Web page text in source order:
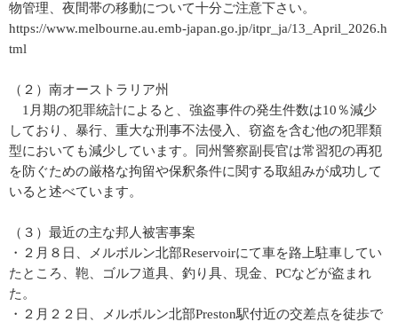
物管理、夜間帯の移動について十分ご注意下さい。
https://www.melbourne.au.emb-japan.go.jp/itpr_ja/13_April_2026.h
tml
（２）南オーストラリア州
1月期の犯罪統計によると、強盗事件の発生件数は10％減少
しており、暴行、重大な刑事不法侵入、窃盗を含む他の犯罪類
型においても減少しています。同州警察副長官は常習犯の再犯
を防ぐための厳格な拘留や保釈条件に関する取組みが成功して
いると述べています。
（３）最近の主な邦人被害事案
・２月８日、メルボルン北部Reservoirにて車を路上駐車してい
たところ、鞄、ゴルフ道具、釣り具、現金、PCなどが盗まれ
た。
・２月２２日、メルボルン北部Preston駅付近の交差点を徒歩で